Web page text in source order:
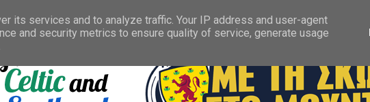
its services and to analyze traffic. Your IP address and user-agent
and security metrics to ensure quality of service, generate usage